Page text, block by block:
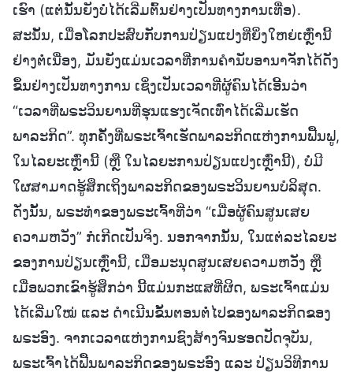
ເຮົາ (ແຕ່ນັ້ນຍັງບໍ່ໄດ້ເລີ່ມຕົ້ນຢ່າງເປັນທາງການເທື່ອ).
ສະນັ້ນ, ເມື່ອໂລກປະສົບກັບການປ່ຽນແປງທີ່ຍິ່ງໃຫຍ່ເຫຼົ່ານີ້
ຢ່າງຕໍ່ເນື່ອງ, ມັນຍັງແມ່ນເວລາທີ່ການຄໍານັບອານາຈັກໄດ້ດັງ
ຂຶ້ນຢ່າງເປັນທາງການ ເຊິ່ງເປັນເວລາທີ່ຜູ້ຄົນໄດ້ເອີ້ນວ່າ
“ເວລາທີ່ພຣະວິນຍານທີ່ຮຸນແຮງເຈັດເທົ່າໄດ້ເລີ່ມເຮັດ
ພາລະກິດ”. ທຸກຄັ້ງທີ່ພຣະເຈົ້າເຮັດພາລະກິດແຫ່ງການຟື້ນຟູ,
ໃນໄລຍະເຫຼົ່ານີ້ (ຫຼື ໃນໄລຍະການປ່ຽນແປງເຫຼົ່ານີ້), ບໍ່ມີ
ໃຜສາມາດຮູ້ສຶກເຖິງພາລະກິດຂອງພຣະວິນຍານບໍລິສຸດ.
ດັ່ງນັ້ນ, ພຣະທໍາຂອງພຣະເຈົ້າທີ່ວ່າ “ເມື່ອຜູ້ຄົນສູນເສຍ
ຄວາມຫວັງ” ກໍເກີດເປັນຈິງ. ນອກຈາກນັ້ນ, ໃນແຕ່ລະໄລຍະ
ຂອງການປ່ຽນເຫຼົ່ານີ້, ເມື່ອມະນຸດສູນເສຍຄວາມຫວັງ ຫຼື
ເມື່ອພວກເຂົາຮູ້ສຶກວ່າ ນີ້ແມ່ນກະແສທີ່ຜິດ, ພຣະເຈົ້າແມ່ນ
ໄດ້ເລີ່ມໃໝ່ ແລະ ດໍາເນີນຂັ້ນຕອນຕໍ່ໄປຂອງພາລະກິດຂອງ
ພຣະອົງ. ຈາກເວລາແຫ່ງການຊົງສ້າງຈົນຮອດປັດຈຸບັນ,
ພຣະເຈົ້າໄດ້ຟື້ນພາລະກິດຂອງພຣະອົງ ແລະ ປ່ຽນວິທີການ